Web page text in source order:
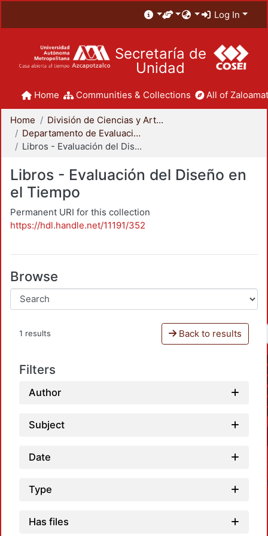
Log In
Secretaría de
Unidad
Home Communities & Collections All of
Home
División de Ciencias y Artes para el Diseño
Departamento de Evaluación del Diseño en el Tiempo
Libros - Evaluación del Diseño en el Tiempo
Libros - Evaluación del Diseño en
el Tiempo
Permanent URI for this collection
https://hdl.handle.net/11191/352
Browse
1 results Back to results
Filters
Author
Subject
Date
Type
Has files